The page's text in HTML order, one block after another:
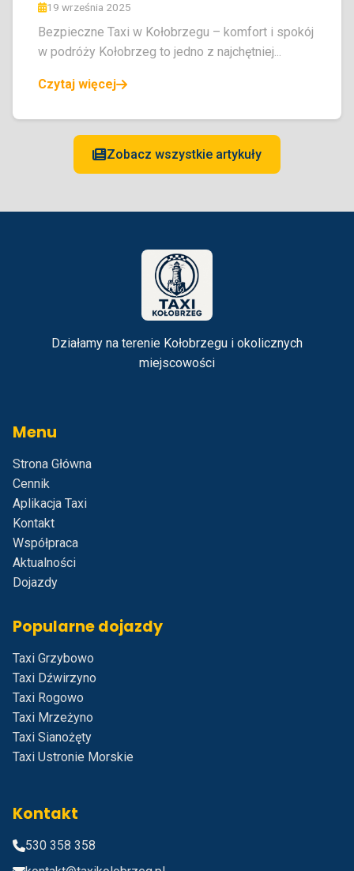
19 września 2025
Bezpieczne Taxi w Kołobrzegu – komfort i spokój
w podróży Kołobrzeg to jedno z najchętniej...
Czytaj więcej
Zobacz wszystkie artykuły
Działamy na terenie Kołobrzegu i okolicznych
miejscowości
Menu
Strona Główna
Cennik
Aplikacja Taxi
Kontakt
Współpraca
Aktualności
Dojazdy
Popularne dojazdy
Taxi Grzybowo
Taxi Dźwirzyno
Taxi Rogowo
Taxi Mrzeżyno
Taxi Sianożęty
Taxi Ustronie Morskie
Kontakt
530 358 358